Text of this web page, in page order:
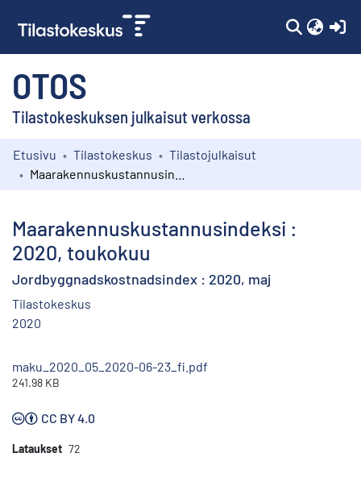
OTOS
Tilastokeskuksen julkaisut verkossa
Kokoelmat
Etusivu Tilastokeskus
Tilastojulkaisut
Maarakennuskustannusindeksi :
2020, toukokuu
Jordbyggnadskostnadsindex : 2020, maj
Tilastokeskus
2020
maku_2020_05_2020-06-23_fi.pdf
241.98 KB
CC BY 4.0
Lataukset 72